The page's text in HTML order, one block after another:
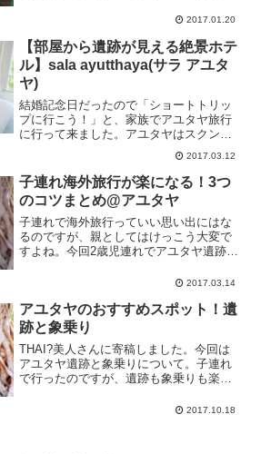
「豊穣の海」第3巻の舞台でもあります。
きだったそうです…船で渡る...
2017.01.20
【部屋から遺跡が見える絶景ホテ
ル】sala ayutthaya(サラ アユタ
ヤ)
結婚記念日だったので「ショートトリッ
プに行こう！」と、家族でアユタヤ旅行
に行って来ました。アユタヤはスクンビ
ット界隈から車で2時間程度。バンコクに
旅行に来た人は日帰りで組み込めちゃう
近さですが、我が家は今回初めて。2歳児
子連れということもあ...
2017.03.12
子連れ海外旅行が楽になる！3つ
のコツまとめ@アユタヤ
子連れで海外旅行っていい思い出にはな
るのですが、親としてはけっこう大変で
すよね。今回2歳児連れでアユタヤ遺跡に
な?」と思うポイントをまとめてみまし
でもタイで過ごす家族連れ...
2017.03.14
アユタヤのおすすめスポット！遺
跡と象乗り
THAI?美人さんに寄稿しました。今回は
アユタヤ遺跡と象乗りについて。子連れ
で行ったのですが、遺跡も象乗りも楽し
すすめスポット！遺跡と象乗り ★遺跡も
2017.10.18